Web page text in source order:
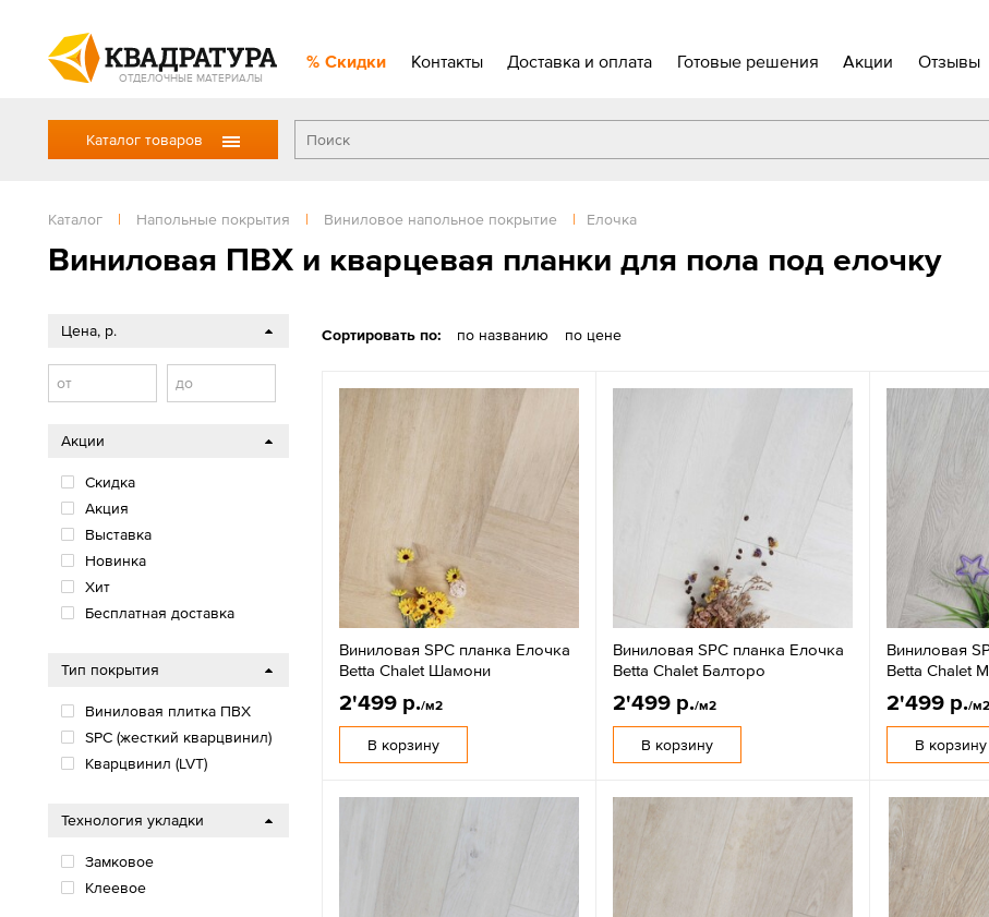
ОТДЕЛОЧНЫЕ МАТЕРИАЛЫ
Скидки Контакты Доставка и оплата Готовые решения Акции Отзывы
Каталог товаров
Каталог | Напольные покрытия | Виниловое напольное покрытие | Елочка
Виниловая ПВХ и кварцевая планки для пола под елочку
Сортировать по: по названию по цене
Виниловая SPC планка Елочка
Betta Chalet Шамони
2'499 р./м2
В корзину
Виниловая SPC планка Елочка
Betta Chalet Балторо
2'499 р./м2
В корзину
Виниловая
Betta Chalet
2'499 р./м2
В корзину
Цена, р.
от до
Акции
Скидка
Акция
Выставка
Новинка
Хит
Бесплатная доставка
Тип покрытия
Виниловая плитка ПВХ
SPС (жесткий кварцвинил)
Кварцвинил (LVT)
Технология укладки
Замковое
Клеевое